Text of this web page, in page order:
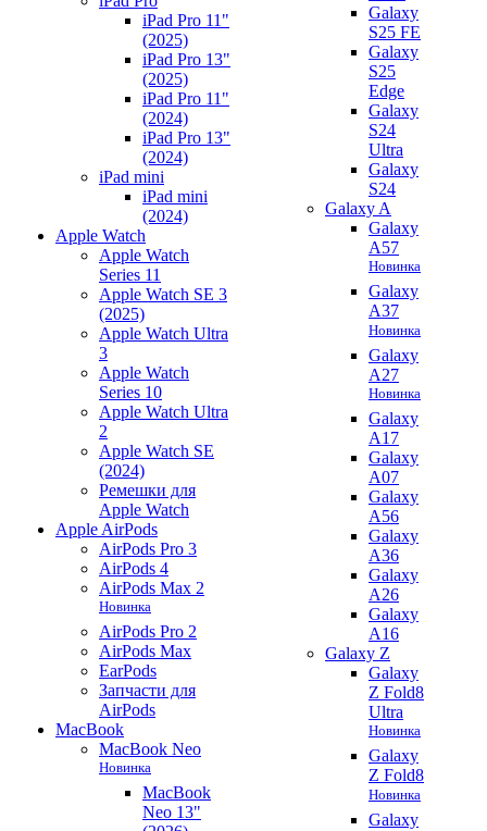
iPad Pro 11"
(2025)
iPad Pro 13"
(2025)
iPad Pro 11"
(2024)
iPad Pro 13"
(2024)
iPad mini
iPad mini
(2024)
Apple Watch
Apple Watch
Series 11
Apple Watch SE 3
(2025)
Apple Watch Ultra
3
Apple Watch
Series 10
Apple Watch Ultra
2
Apple Watch SE
(2024)
Ремешки для
Apple Watch
Apple AirPods
AirPods Pro 3
AirPods 4
AirPods Max 2
Новинка
AirPods Pro 2
AirPods Max
EarPods
Запчасти для
AirPods
MacBook
MacBook Neo
Новинка
MacBook
Neo 13"
Galaxy
S25 FE
Galaxy
S25
Edge
Galaxy
S24
Ultra
Galaxy
S24
Galaxy A
Galaxy
A57
Новинка
Galaxy
A37
Новинка
Galaxy
A27
Новинка
Galaxy
A17
Galaxy
A07
Galaxy
A56
Galaxy
A36
Galaxy
A26
Galaxy
A16
Galaxy Z
Galaxy
Z Fold8
Ultra
Новинка
Galaxy
Z Fold8
Новинка
Galaxy